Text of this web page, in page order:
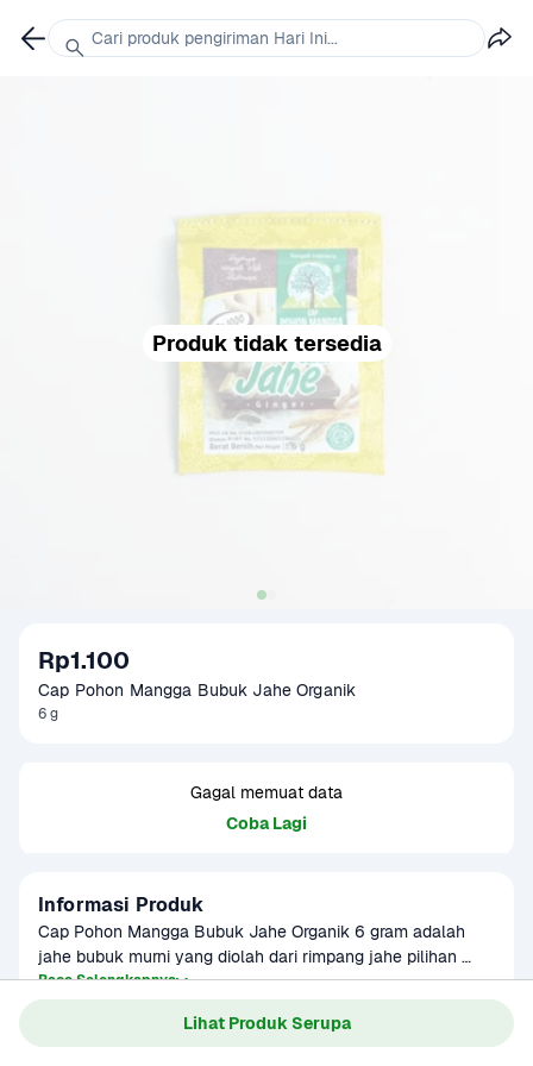
Lihat Produk Serupa
Produk tidak tersedia
Rp1.100
Cap Pohon Mangga Bubuk Jahe Organik
6 g
Gagal memuat data
Coba Lagi
Informasi Produk
Cap Pohon Mangga Bubuk Jahe Organik 6 gram adalah
jahe bubuk murni yang diolah dari rimpang jahe pilihan
tanpa tambahan bahan kimia. Dengan aroma hangat dan
rasa pedas alami, bubuk jahe ini cocok digunakan dalam
berbagai masakan, minuman herbal, atau sebagai
Baca Selengkapnya
Kategori
Bumbu & Saus
3-8 bulan
Cari produk pengiriman Hari Ini...